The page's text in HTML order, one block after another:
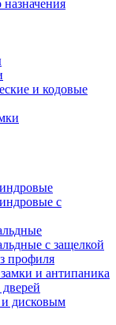
и кодовые
с
с защелкой
профиля
и антипаника
дисковым